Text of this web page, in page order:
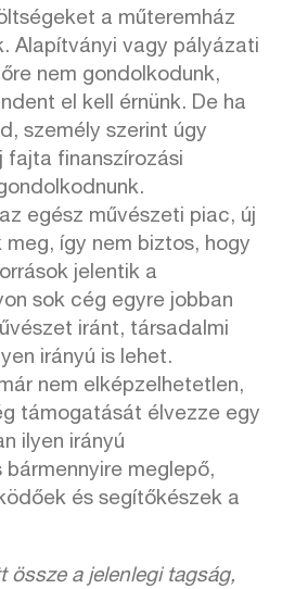
a műteremház
Alapítványi vagy pályázati
nem gondolkodunk,
el kell érnünk. De ha
személy szerint úgy
fajta finanszírozási
egész művészeti piac, új
így nem biztos, hogy
jelentik a
sok cég egyre jobban
iránt, társadalmi
irányú is lehet.
nem elképzelhetetlen,
támogatását élvezze egy
ilyen irányú
meglepő,
és segítőkészek a
össze a jelenlegi tagság,